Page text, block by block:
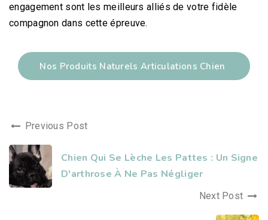
engagement sont les meilleurs alliés de votre fidèle
compagnon dans cette épreuve.
Nos Produits Naturels Articulations Chien
Previous Post
Chien Qui Se Lèche Les Pattes : Un Signe
D'arthrose À Ne Pas Négliger
Next Post